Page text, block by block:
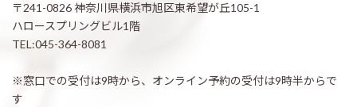
〒241-0826 神奈川県横浜市旭区東希望が丘105-1
ハロースプリングビル1階
TEL:045-364-8081
※窓口での受付は9時から、オンライン予約の受付は9時半からで
す